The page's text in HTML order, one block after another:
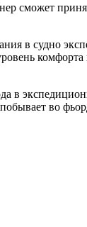
сможет
в судно
в
во